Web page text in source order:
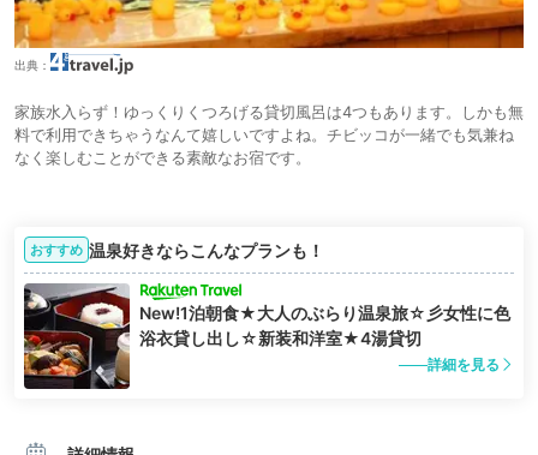
出典：
家族水入らず！ゆっくりくつろげる貸切風呂は4つもあります。しかも無
料で利用できちゃうなんて嬉しいですよね。チビッコが一緒でも気兼ね
なく楽しむことができる素敵なお宿です。
おすすめ 温泉好きならこんなプランも！
New!1泊朝食★大人のぶらり温泉旅☆彡女性に色
浴衣貸し出し☆新装和洋室★4湯貸切
詳細を見る